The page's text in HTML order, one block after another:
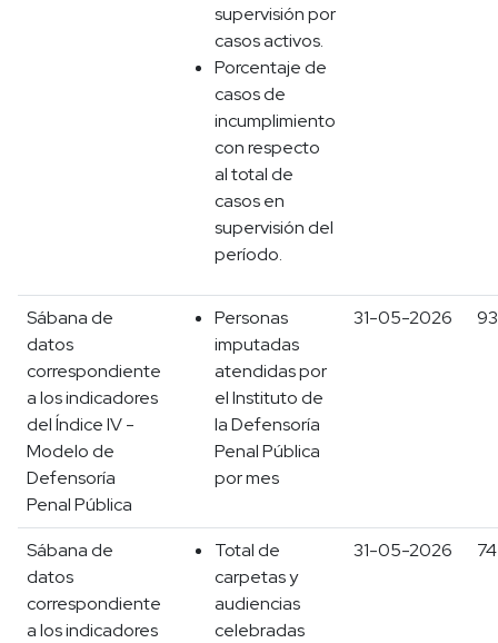
supervisión por
casos activos.
Porcentaje de
casos de
incumplimiento
con respecto
al total de
casos en
supervisión del
período.
Sábana de
datos
correspondiente
a los indicadores
del Índice IV -
Modelo de
Defensoría
Penal Pública
Personas
imputadas
atendidas por
el Instituto de
la Defensoría
Penal Pública
por mes
31-05-2026 93
Sábana de
datos
correspondiente
a los indicadores
Total de
carpetas y
audiencias
celebradas
31-05-2026 74